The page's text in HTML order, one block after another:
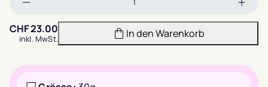
verringern
CHF23.00
inkl. MwSt. In den Warenkorb